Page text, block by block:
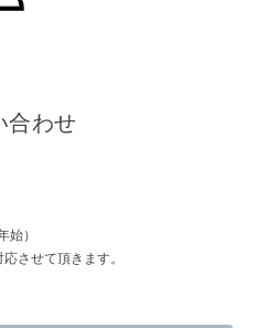
合わせ
）
させて頂きます。